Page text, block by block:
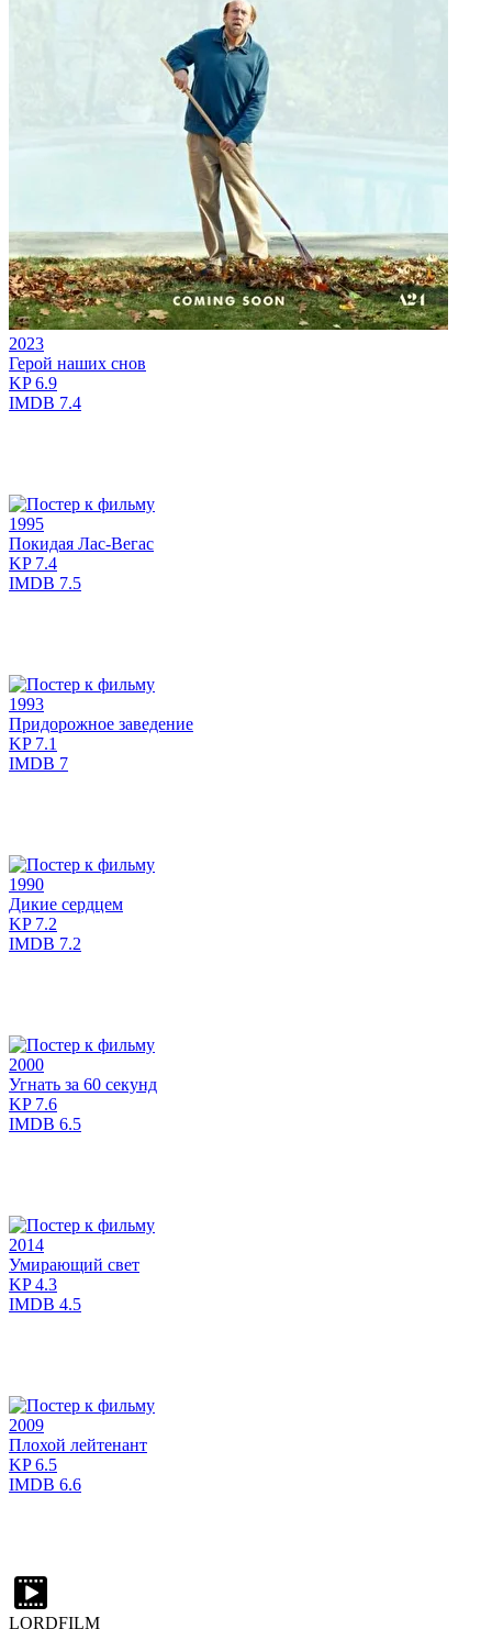
2023
Герой наших снов
KP6.9
IMDB 7.4
1995
Покидая Лас-Вегас
KP7.4
IMDB 7.5
1993
Придорожное заведение
KP7.1
IMDB 7
1990
Дикие сердцем
KP7.2
IMDB 7.2
2000
Угнать за 60 секунд
KP7.6
IMDB 6.5
2014
Умирающий свет
KP4.3
IMDB 4.5
2009
Плохой лейтенант
KP6.5
IMDB 6.6
LORDFILM